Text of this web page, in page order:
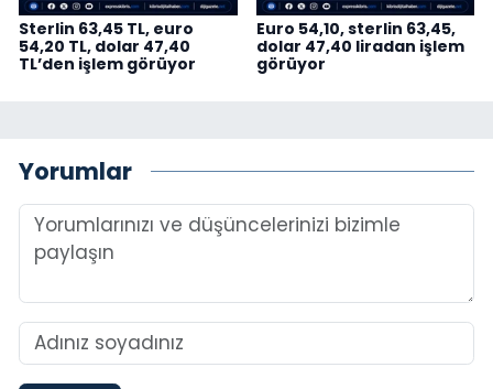
Sterlin 63,45 TL, euro
54,20 TL, dolar 47,40
TL’den işlem görüyor
Euro 54,10, sterlin 63,45,
dolar 47,40 liradan işlem
görüyor
Yorumlar